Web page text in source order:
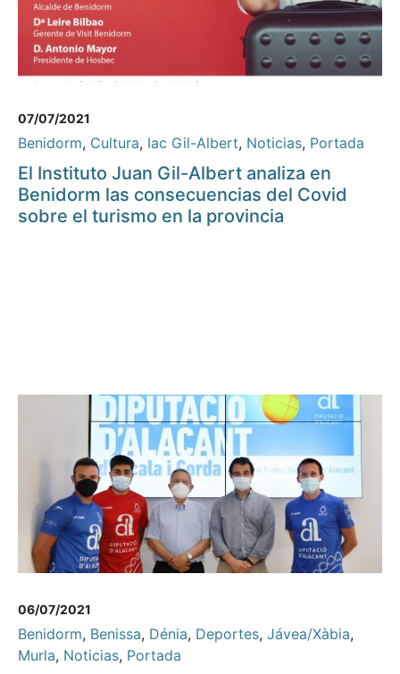
07/07/2021
Benidorm, Cultura, Iac Gil-Albert, Noticias, Portada
El Instituto Juan Gil-Albert analiza en
Benidorm las consecuencias del Covid
sobre el turismo en la provincia
06/07/2021
Benidorm, Benissa, Dénia, Deportes, Jávea/Xàbia,
Murla, Noticias, Portada